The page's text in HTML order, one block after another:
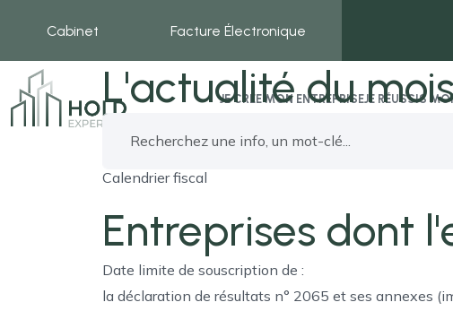
Cabinet Facture Électronique
JE CRÉE MON ENTREPRISEJE RÉUSSIS
L'actualité du
Calendrier fiscal
Entreprises dont
Date limite de souscription de :
la déclaration de résultats n° 2065 et ses annexes